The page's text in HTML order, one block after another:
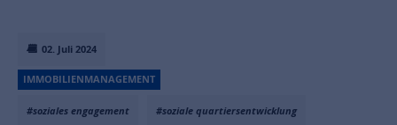
02. Juli 2024
IMMOBILIENMANAGEMENT
#soziales engagement #soziale quartiersentwicklung